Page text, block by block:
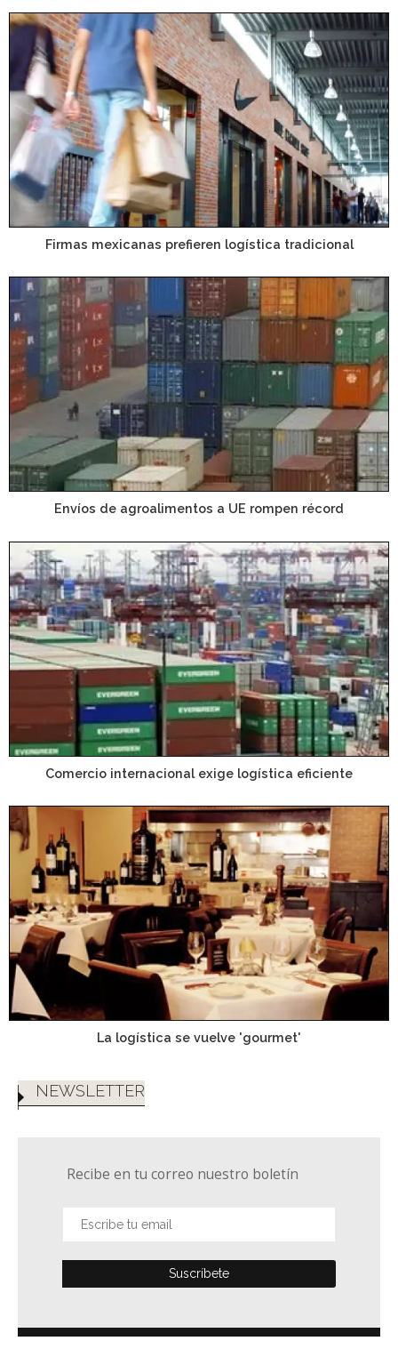
Firmas mexicanas prefieren logística tradicional
Envíos de agroalimentos a UE rompen récord
Comercio internacional exige logística eficiente
La logística se vuelve 'gourmet'
NEWSLETTER
Recibe en tu correo nuestro boletín